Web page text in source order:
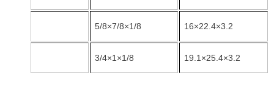
5/8×7/8×1/8 16×22.4×3.2
3/4×1×1/8 19.1×25.4×3.2